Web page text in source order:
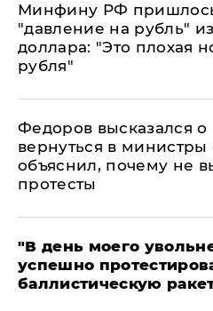
Минфину РФ
"давление на рубль"
доллара: "Это плохая
рубля"
Федоров высказался о
вернуться в
объяснил, почему не
протесты
​"В день моего
успешно
баллистическую